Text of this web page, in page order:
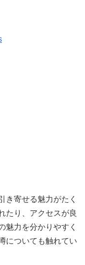
き寄せる魅力がたく
たり、アクセスが良
魅力を分かりやすく
についても触れてい